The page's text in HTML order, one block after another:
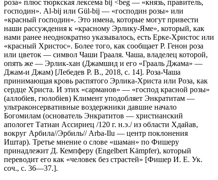
роза» плюс тюркская лексема bij <beg — «князь, правитель,
господин». Al-bij или Gül-bij — «господин розы» или
«красный господин». Это имена, которые могут привести
наши рассуждения к «красному Эр­лику-Яме», который, как
нами ранее неоднократно указывалось, есть Ерке-Христос или
«красный Христос». Более того, как сообщает Р. Генон роза
или цветок — символ Чаши Грааля. Чаша, владелец которой,
опять же — Эрлик-хан (Джамшид и его «Грааль Джама» —
Джам-и Джам) [Лебедев Р. В., 2018, с. 14]. Роза-Чаша
принимающая кровь распятого Эрлика-Христа или Роза, как
сердце Христа. И этих «сарманов» — «господ красной розы»
(аллобiев, гюлобiев) Климент уподобляет Энкратитам —
ультраконсерва­тивные воздержники давшие начало
Богомилам (основатель Энкратитов — христианский
апологет Татиан Ассириец /120 г. н.э./ из области Хдайав,
вокруг Арбила//Эрбиль// Arba-Ilu — центр поклонения
Иштар). Третье мнение о слове «шаман» по Фишеру
принадлежит Д. Кемпферу (Engelbert Kämpfer), который
переводит его как «человек без страстей» [Фишер И. Е. Ук.
соч., с. 36—37.].